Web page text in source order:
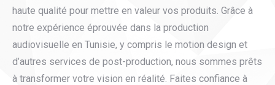
haute qualité pour mettre en valeur vos produits. Grâce à
notre expérience éprouvée dans la production
audiovisuelle en Tunisie, y compris le motion design et
d’autres services de post-production, nous sommes prêts
à transformer votre vision en réalité. Faites confiance à